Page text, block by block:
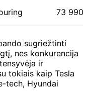
73 990
sugriežtinti
nes konkurencija
ir
tokiais kaip Tesla
tech, Hyundai